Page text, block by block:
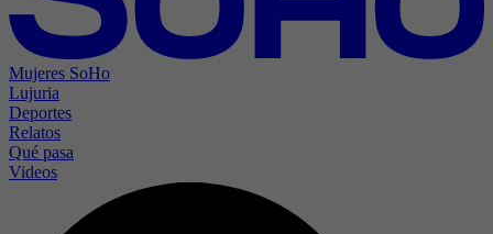
Mujeres SoHo
Lujuria
Deportes
Relatos
Qué pasa
Videos